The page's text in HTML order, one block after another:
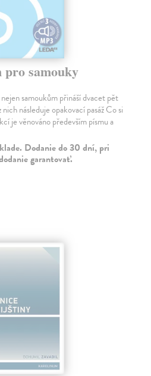
pro samouky
samoukům přináší dvacet pět
následuje opakovací pasáž Co si
je věnováno především písmu a
Dodanie do 30 dní, pri
garantovať.